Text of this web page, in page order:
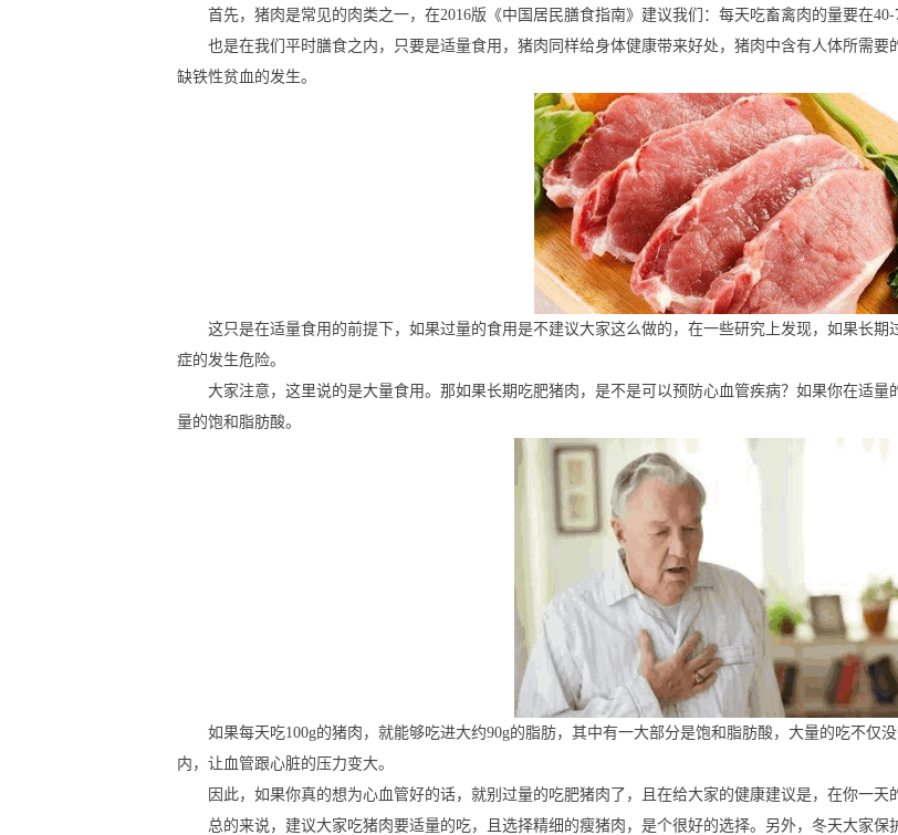
首先，猪肉是常见的肉类之一，在2016版《中国居民膳食指南》建议我们：每天吃畜禽肉的量要在40-
也是在我们平时膳食之内，只要是适量食用，猪肉同样给身体健康带来好处，猪肉中含有人体所需
缺铁性贫血的发生。
这只是在适量食用的前提下，如果过量的食用是不建议大家这么做的，在一些研究上发现，如果长
症的发生危险。
大家注意，这里说的是大量食用。那如果长期吃肥猪肉，是不是可以预防心血管疾病？如果你在适
量的饱和脂肪酸。
如果每天吃100g的猪肉，就能够吃进大约90g的脂肪，其中有一大部分是饱和脂肪酸，大量的吃不仅
内，让血管跟心脏的压力变大。
因此，如果你真的想为心血管好的话，就别过量的吃肥猪肉了，且在给大家的健康建议是，在你一天
总的来说，建议大家吃猪肉要适量的吃，且选择精细的瘦猪肉，是个很好的选择。另外，冬天大家保